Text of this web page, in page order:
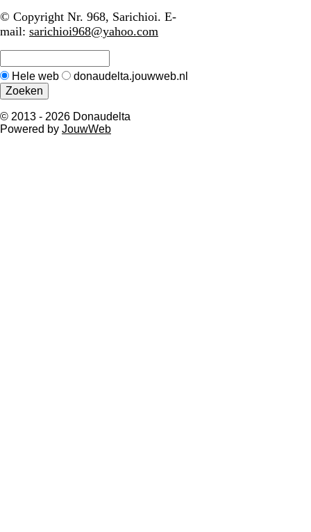
© Copyright Nr. 968, Sarichioi. E-
mail: sarichioi968@yahoo.com
Hele web donaudelta.jouwweb.nl
© 2013 - 2026 Donaudelta
Powered by JouwWeb